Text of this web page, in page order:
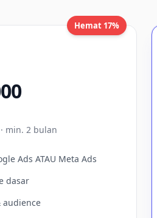
Hemat 17%
min. 2 bulan
Ads ATAU Meta Ads
dasar
audience